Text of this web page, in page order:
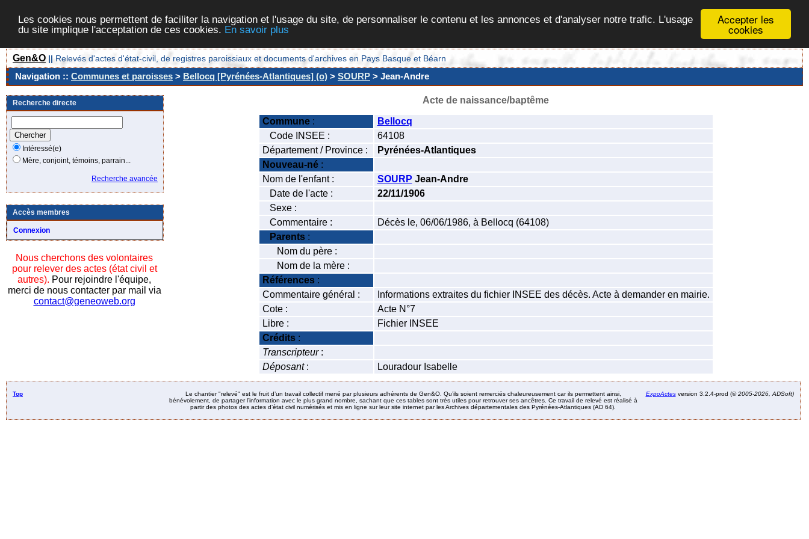
Accepter les
cookies
Les cookies nous permettent de faciliter la navigation et l'usage du site, de personnaliser le contenu et les annonces et d'analyser notre trafic. L'usage
du site implique l'acceptation de ces cookies. En savoir plus
Gen&O || Relevés d'actes d'état-civil, de registres paroissiaux et documents d'archives en Pays Basque et Béarn
Navigation :: Communes et paroisses > Bellocq [Pyrénées-Atlantiques] (o) > SOURP > Jean-Andre
Recherche directe
Intéressé(e)
Mère, conjoint, témoins, parrain...
Recherche avancée
Accès membres
Connexion
Nous cherchons des volontaires
pour relever des actes (état civil et
autres). Pour rejoindre l'équipe,
merci de nous contacter par mail via
contact@geneoweb.org
Acte de naissance/baptême
Commune:
Bellocq
Code INSEE :
64108
Département / Province :
Pyrénées-Atlantiques
Nouveau-né:
Nom de l'enfant :
SOURP Jean-Andre
Date de l'acte :
22/11/1906
Sexe :
Commentaire :
Décès le, 06/06/1986, à Bellocq (64108)
Parents:
Nom du père :
Nom de la mère :
Références:
Commentaire général :
Informations extraites du fichier INSEE des décès. Acte à demander en mairie.
Cote :
Acte N°7
Libre :
Fichier INSEE
Crédits:
Transcripteur:
Déposant: Louradour Isabelle
Top
Le chantier "relevé" est le fruit d’un travail collectif mené par plusieurs adhérents de Gen&O. Qu’ils soient remerciés chaleureusement car ils permettent ainsi,
bénévolement, de partager l’information avec le plus grand nombre, sachant que ces tables sont très utiles pour retrouver ses ancêtres. Ce travail de relevé est réalisé à
partir des photos des actes d’état civil numérisés et mis en ligne sur leur site internet par les Archives départementales des Pyrénées-Atlantiques (AD 64).
ExpoActesversion 3.2.4-prod (©2005-2026, ADSoft)